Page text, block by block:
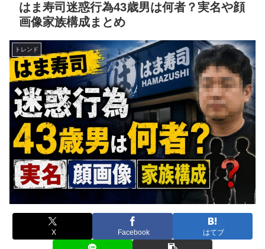
はま寿司迷惑行為43歳男は何者？実名や顔
画像家族構成まとめ
トレンド
X Facebook はてブ